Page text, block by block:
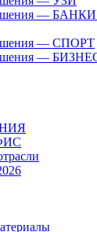
—
— СПОРТ
—